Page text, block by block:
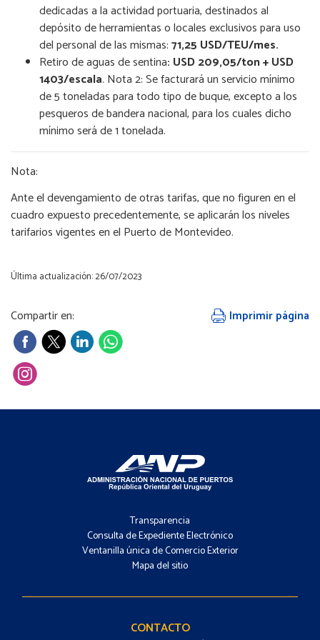
dedicadas a la actividad portuaria, destinados al
depósito de herramientas o locales exclusivos para uso
del personal de las mismas:71,25 USD/TEU/mes.
Retiro de aguas de sentina: USD 209,05/ton + USD
1403/escala. Nota 2: Se facturará un servicio mínimo
de 5 toneladas para todo tipo de buque, excepto a los
pesqueros de bandera nacional, para los cuales dicho
mínimo será de 1 tonelada.
Nota:
Ante el devengamiento de otras tarifas, que no figuren en el
cuadro expuesto precedentemente, se aplicarán los niveles
tarifarios vigentes en el Puerto de Montevideo.
Última actualización: 26/07/2023
Compartir en: Imprimir página
-
Menú
Transparencia
Consulta de Expediente Electrónico
Ventanilla única de Comercio Exterior
Mapa del sitio
-
Contacto
CONTACTO